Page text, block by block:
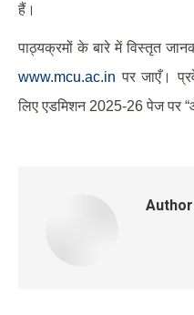
हैं।
पाठ्यक्रमों के बारे में विस्तृत
www.mcu.ac.in पर जाएँ।
लिए एडमिशन 2025-26 पेज पर